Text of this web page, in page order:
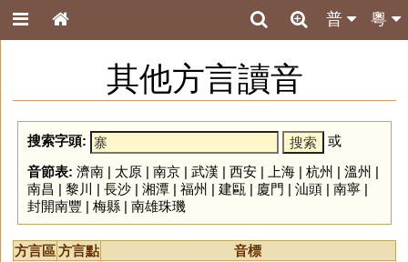
粵
普
其他方言讀音
搜索字頭:
或
音節表: 濟南| 太原| 南京| 武漢 | 西安| 上海| 杭州 | 溫州 |
南昌 | 黎川 | 長沙| 湘潭| 福州 | 建甌 | 廈門 | 汕頭| 南寧|
封開南豐 | 梅縣| 南雄珠璣
方言區方言點 音標